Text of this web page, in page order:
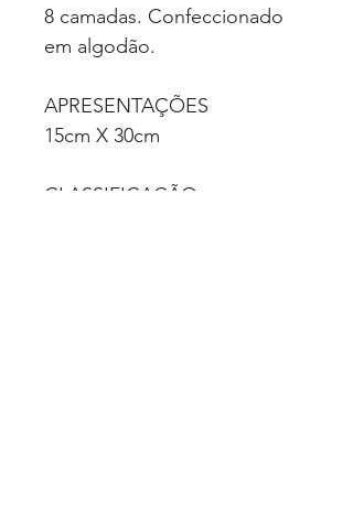
8 camadas. Confeccionado
em algodão.
APRESENTAÇÕES
15cm X 30cm
CLASSIFICAÇÃO